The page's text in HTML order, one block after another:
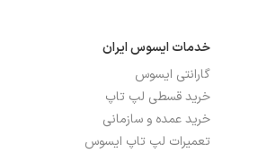
خدمات ایسوس ایران
گارانتی ایسوس
خرید قسطی لپ تاپ
خرید عمده و سازمانی
تعمیرات لپ تاپ ایسوس